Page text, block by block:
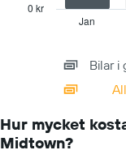
categories.
The
Jan
0 kr
Bilar i
Hur mycket
Midtown?